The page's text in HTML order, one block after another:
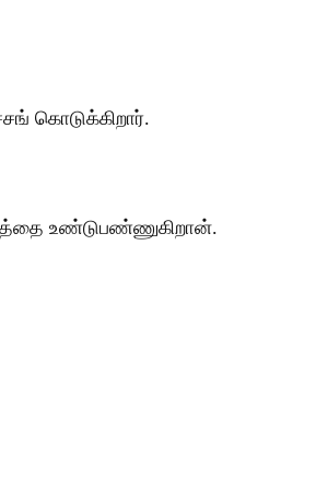
கொடுக்கிறார்.
உண்டுபண்ணுகிறான்.